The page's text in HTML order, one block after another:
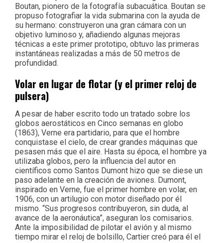
Boutan, pionero de la fotografía subacuática. Boutan se
propuso fotografiar la vida submarina con la ayuda de
su hermano: construyeron una gran cámara con un
objetivo luminoso y, añadiendo algunas mejoras
técnicas a este primer prototipo, obtuvo las primeras
instantáneas realizadas a más de 50 metros de
profundidad.
Volar en lugar de flotar (y el primer reloj de
pulsera)
A pesar de haber escrito todo un tratado sobre los
globos aerostáticos en Cinco semanas en globo
(1863), Verne era partidario, para que el hombre
conquistase el cielo, de crear grandes máquinas que
pesasen más que el aire. Hasta su época, el hombre ya
utilizaba globos, pero la influencia del autor en
científicos como Santos Dumont hizo que se diese un
paso adelante en la creación de aviones. Dumont,
inspirado en Verne, fue el primer hombre en volar, en
1906, con un artilugio con motor diseñado por él
mismo. “Sus progresos contribuyeron, sin duda, al
avance de la aeronáutica”, aseguran los comisarios.
Ante la imposibilidad de pilotar el avión y al mismo
tiempo mirar el reloj de bolsillo, Cartier creó para él el